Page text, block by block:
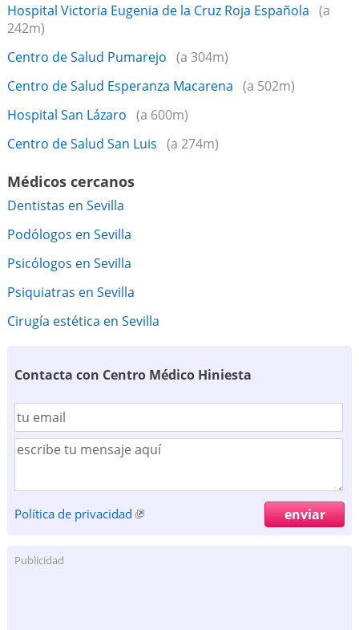
Hospital Victoria Eugenia de la Cruz Roja Española (a
242m)
Centro de Salud Pumarejo (a 304m)
Centro de Salud Esperanza Macarena (a 502m)
Hospital San Lázaro (a 600m)
Centro de Salud San Luis (a 274m)
Médicos cercanos
Dentistas en Sevilla
Podólogos en Sevilla
Psicólogos en Sevilla
Psiquiatras en Sevilla
Cirugía estética en Sevilla
Contacta con Centro Médico Hiniesta
Política de privacidad
Publicidad